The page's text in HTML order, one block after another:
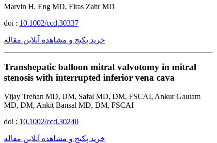
Marvin H. Eng MD, Firas Zahr MD
doi : 10.1002/ccd.30337
خرید پکیج و مشاهده آنلاین مقاله
Transhepatic balloon mitral valvotomy in mitral
stenosis with interrupted inferior vena cava
Vijay Trehan MD, DM, Safal MD, DM, FSCAI, Ankur Gautam
MD, DM, Ankit Bansal MD, DM, FSCAI
doi : 10.1002/ccd.30240
خرید پکیج و مشاهده آنلاین مقاله